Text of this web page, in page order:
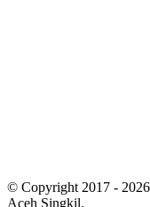
© Copyright 2017 - 2026
Aceh Singkil.